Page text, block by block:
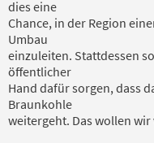
dies eine
Chance, in der Region
Umbau
einzuleiten. Stattdessen
öffentlicher
Hand dafür sorgen, dass
Braunkohle
weitergeht. Das wollen